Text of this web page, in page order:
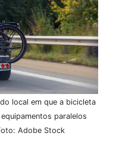
local em que a bicicleta
paralelos
Adobe Stock